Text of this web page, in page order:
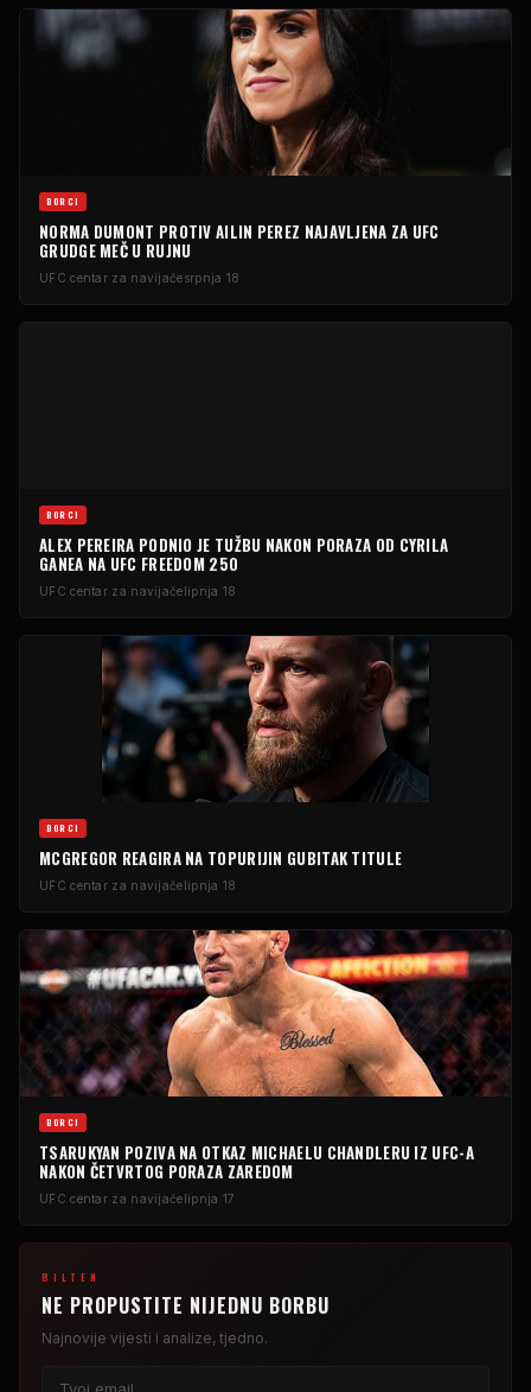
BORCI
NORMA DUMONT PROTIV AILIN PEREZ NAJAVLJENA ZA UFC
GRUDGE MEČ U RUJNU
UFC centar za navijačesrpnja 18
BORCI
ALEX PEREIRA PODNIO JE TUŽBU NAKON PORAZA OD CYRILA
GANEA NA UFC FREEDOM 250
UFC centar za navijače lipnja 18
BORCI
MCGREGOR REAGIRA NA TOPURIJIN GUBITAK TITULE
UFC centar za navijače lipnja 18
BORCI
TSARUKYAN POZIVA NA OTKAZ MICHAELU CHANDLERU IZ UFC-A
NAKON ČETVRTOG PORAZA ZAREDOM
UFC centar za navijače lipnja 17
BILTEN
NE PROPUSTITE NIJEDNU BORBU
Najnovije vijesti i analize, tjedno.